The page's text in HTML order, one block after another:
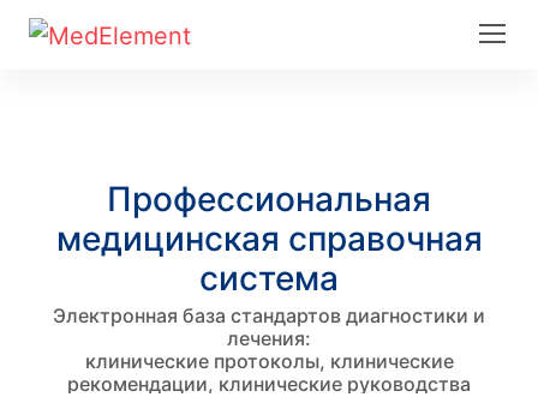
Профессиональная
медицинская справочная
система
Электронная база стандартов диагностики и
лечения:
клинические протоколы, клинические
рекомендации, клинические руководства